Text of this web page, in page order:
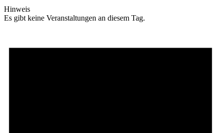
Hinweis
Es gibt keine Veranstaltungen an diesem Tag.